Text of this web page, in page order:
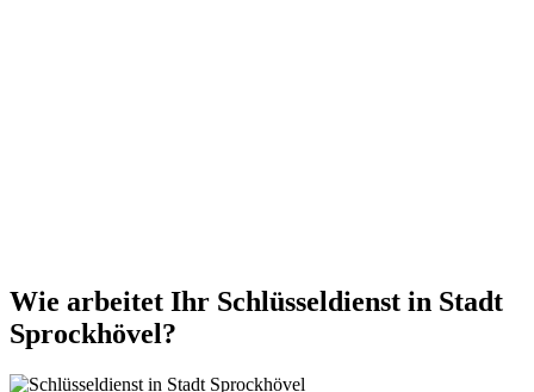
Wie arbeitet Ihr Schlüsseldienst in Stadt
Sprockhövel?